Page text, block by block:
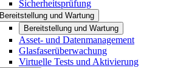
Sicherheitsprüfung
Bereitstellung und Wartung
Bereitstellung und Wartung
Asset- und Datenmanagement
Glasfaserüberwachung
Virtuelle Tests und Aktivierung